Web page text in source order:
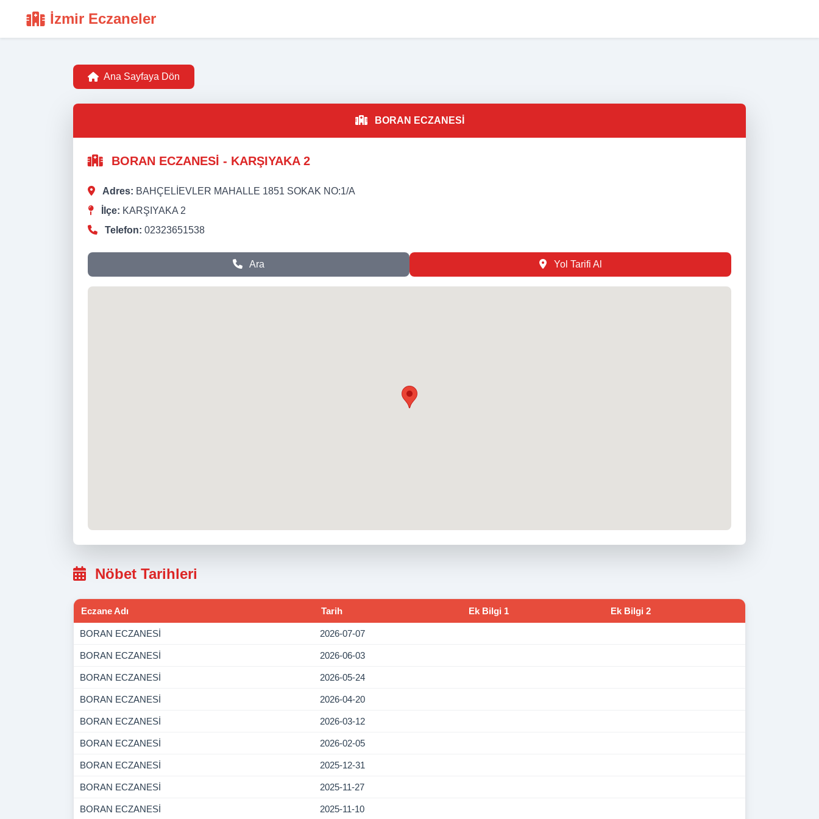
İzmir Eczaneler
Ana Sayfaya Dön
BORAN ECZANESİ
BORAN ECZANESİ - KARŞIYAKA 2
Adres: BAHÇELİEVLER MAHALLE 1851 SOKAK NO:1/A
İlçe: KARŞIYAKA 2
Telefon: 02323651538
Ara Yol Tarifi Al
Nöbet Tarihleri
Eczane Adı Tarih Ek Bilgi 1 Ek Bilgi 2
BORAN ECZANESİ 2026-07-07
BORAN ECZANESİ 2026-06-03
BORAN ECZANESİ 2026-05-24
BORAN ECZANESİ 2026-04-20
BORAN ECZANESİ 2026-03-12
BORAN ECZANESİ 2026-02-05
BORAN ECZANESİ 2025-12-31
BORAN ECZANESİ 2025-11-27
BORAN ECZANESİ 2025-11-10